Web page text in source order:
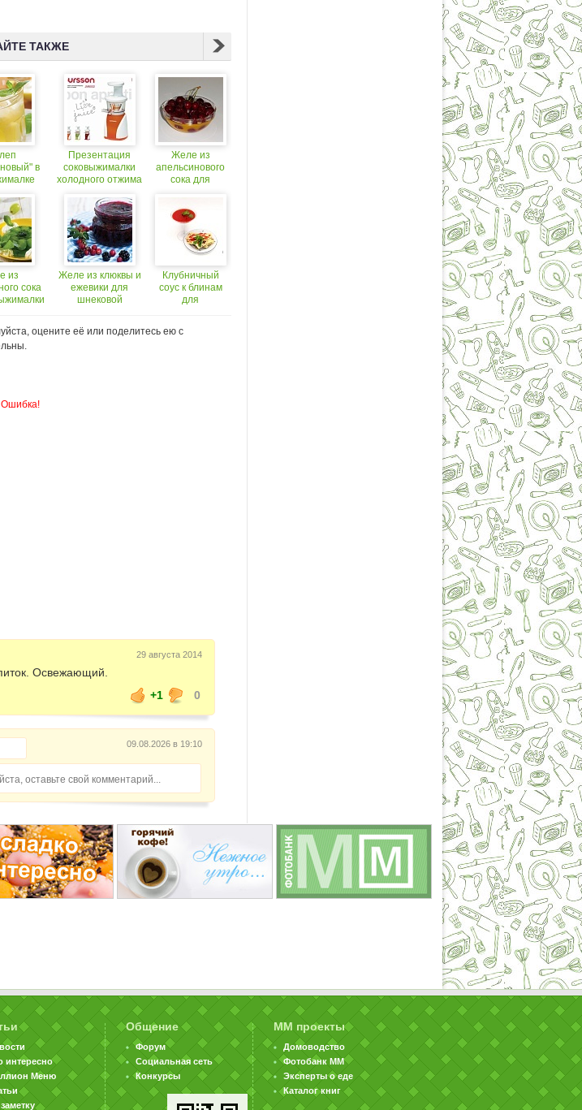
ТАКЖЕ
в
из
сока
Презентация
соковыжималки
холодного отжима
Желе из клюквы и
ежевики для
шнековой
Желе из
апельсинового
сока для
Oursson
JM8002
Клубничный
соус к блинам
для
Прессовой
оцените её или поделитесь ею с
Ошибка!
29 августа 2014
Освежающий.
+1
0
09.08.2026 в 19:10
оставьте свой комментарий...
интересно
Меню
Общение
Форум
Социальная сеть
Конкурсы
ММ проекты
Домоводство
Фотобанк ММ
Эксперты о еде
Каталог книг